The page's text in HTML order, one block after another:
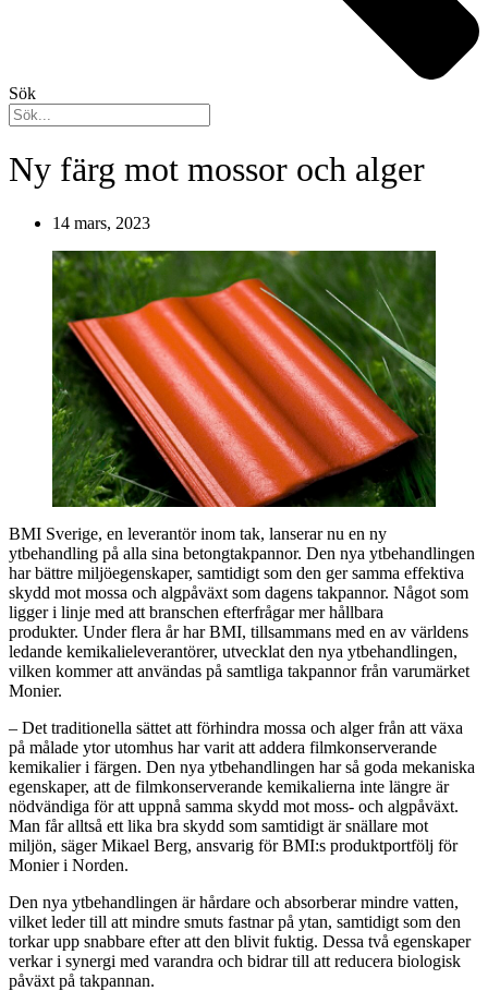
Sök
Ny färg mot mossor och alger
14 mars, 2023
BMI Sverige, en leverantör inom tak, lanserar nu en ny
ytbehandling på alla sina betongtakpannor. Den nya ytbehandlingen
har bättre miljöegenskaper, samtidigt som den ger samma effektiva
skydd mot mossa och algpåväxt som dagens takpannor. Något som
ligger i linje med att branschen efterfrågar mer hållbara
produkter. Under flera år har BMI, tillsammans med en av världens
ledande kemikalieleverantörer, utvecklat den nya ytbehandlingen,
vilken kommer att användas på samtliga takpannor från varumärket
Monier.
– Det traditionella sättet att förhindra mossa och alger från att växa
på målade ytor utomhus har varit att addera filmkonserverande
kemikalier i färgen. Den nya ytbehandlingen har så goda mekaniska
egenskaper, att de filmkonserverande kemikalierna inte längre är
nödvändiga för att uppnå samma skydd mot moss- och algpåväxt.
Man får alltså ett lika bra skydd som samtidigt är snällare mot
miljön, säger Mikael Berg, ansvarig för BMI:s produktportfölj för
Monier i Norden.
Den nya ytbehandlingen är hårdare och absorberar mindre vatten,
vilket leder till att mindre smuts fastnar på ytan, samtidigt som den
torkar upp snabbare efter att den blivit fuktig. Dessa två egenskaper
verkar i synergi med varandra och bidrar till att reducera biologisk
påväxt på takpannan.